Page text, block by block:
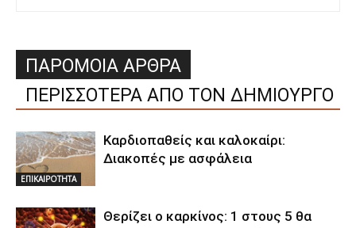
ΠΑΡΟΜΟΙΑ ΑΡΘΡΑ
ΠΕΡΙΣΣΟΤΕΡΑ ΑΠΟ ΤΟΝ ΔΗΜΙΟΥΡΓΟ
ΕΠΙΚΑΙΡΟΤΗΤΑ
Καρδιοπαθείς και καλοκαίρι:
Διακοπές με ασφάλεια
Θερίζει ο καρκίνος: 1 στους 5 θα